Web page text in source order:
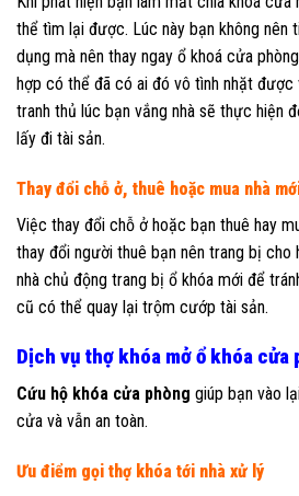
thể tìm lại được. Lúc này bạn không
dụng mà nên thay ngay ổ khoá cửa
hợp có thể đã có ai đó vô tình nhặt được
tranh thủ lúc bạn vắng nhà sẽ thực hiện
lấy đi tài sản.
Thay đổi chỗ ở, thuê hoặc mua nhà
Việc thay đổi chỗ ở hoặc bạn thuê hay
thay đổi người thuê bạn nên trang bị cho
nhà chủ động trang bị ổ khóa mới để
cũ có thể quay lại trộm cướp tài sản.
Dịch vụ thợ khóa mở ổ khóa cửa
Cứu hộ khóa cửa phòng giúp bạn vào
cửa và vẫn an toàn.
Ưu điểm gọi thợ khóa tới nhà xử lý